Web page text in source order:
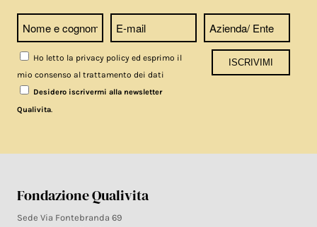
Ho letto la privacy policy ed esprimo il
mio consenso al trattamento dei dati
Desidero iscrivermi alla newsletter
Qualivita.
Fondazione Qualivita
Sede Via Fontebranda 69